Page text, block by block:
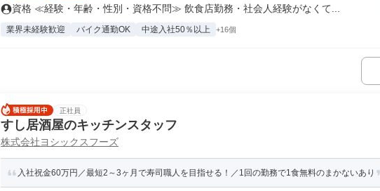
資格 ≪経験・年齢・性別・資格不問≫ 飲食店勤務・社会人経験がなくて...
業界未経験歓迎 バイク通勤OK 中途入社50％以上 +16個
正社員
すし居酒屋のキッチンスタッフ
株式会社ヨシックスフーズ
入社祝金60万円／最短2～3ヶ月で寿司職人を目指せる！／1回の勤務で1食無料のまかないあり